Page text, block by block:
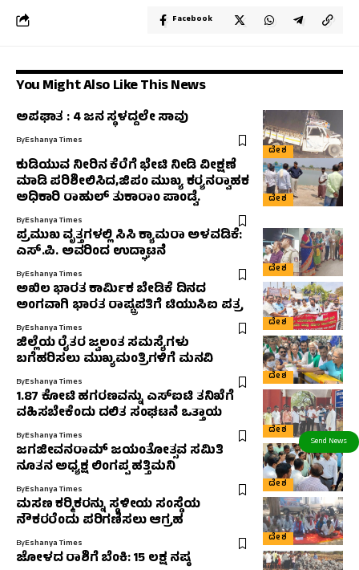
Facebook
You Might Also Like This News
ದೇಶ
ಅಪಘಾತ : 4 ಜನ ಸ್ಥಳದ್ದಲೇ ಸಾವು
ByEshanya Times
ದೇಶ
ಕುಡಿಯುವ ನೀರಿನ ಕೆರೆಗೆ ಭೇಟಿ ನೀಡಿ ವೀಕ್ಷಣೆ
ಮಾಡಿ ಪರಿಶೀಲಿಸಿದ,ಜಿಪಂ ಮುಖ್ಯ ಕರ‍್ಯನರ‍್ವಾಹಕ
ಅಧಿಕಾರಿ ರಾಹುಲ್‌ ತುಕಾರಾಂ ಪಾಂಡ್ವೆ.
ByEshanya Times
ದೇಶ
ಪ್ರಮುಖ ವೃತ್ತಗಳಲ್ಲಿ ಸಿಸಿ ಕ್ಯಾಮರಾ ಅಳವಡಿಕೆ:
ಎಸ್.ಪಿ. ಅವರಿಂದ ಉದ್ಘಾಟನೆ
ByEshanya Times
ದೇಶ
ಅಖಿಲ ಭಾರತ ಕಾರ್ಮಿಕ ಬೇಡಿಕೆ ದಿನದ
ಅಂಗವಾಗಿ ಭಾರತ ರಾಷ್ಟ್ರಪತಿಗೆ ಟಿಯುಸಿಐ ಪತ್ರ
ByEshanya Times
ದೇಶ
ಜಿಲ್ಲೆಯ ರೈತರ ಜ್ವಲಂತ ಸಮಸ್ಯೆಗಳು
ಬಗೆಹರಿಸಲು ಮುಖ್ಯಮಂತ್ರಿಗಳಿಗೆ ಮನವಿ
ByEshanya Times
ದೇಶ
1.87 ಕೋಟಿ ಹಗರಣವನ್ನು ಎಸ್‌ಐಟಿ ತನಿಖೆಗೆ
ವಹಿಸಬೇಕೆಂದು ದಲಿತ ಸಂಘಟನೆ ಒತ್ತಾಯ
ByEshanya Times
ದೇಶ
ಜಗಜೀವನರಾಮ್ ಜಯಂತೋತ್ಸವ ಸಮಿತಿ
ನೂತನ ಅಧ್ಯಕ್ಷ ಲಿಂಗಪ್ಪ ಹತ್ತಿಮನಿ
ByEshanya Times
ದೇಶ
ಮಸಣ ಕರ‍್ಮಿಕರನ್ನು ಸ್ಥಳೀಯ ಸಂಸ್ಥೆಯ
ನೌಕರರೆಂದು ಪರಿಗಣಿಸಲು ಆಗ್ರಹ
ByEshanya Times
ಜೋಳದ ರಾಶಿಗೆ ಬೆಂಕಿ: 15 ಲಕ್ಷ ನಷ್ಠ